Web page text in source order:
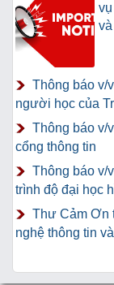
Thông báo v/
người học của
Thông báo v/
cổng thông tin
Thông báo v/
trình độ đại học
Thư Cảm Ơn
nghệ thông tin